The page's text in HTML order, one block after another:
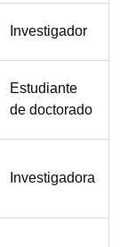
Función
Investigador
Función
Estudiante
de doctorado
Función
Investigadora